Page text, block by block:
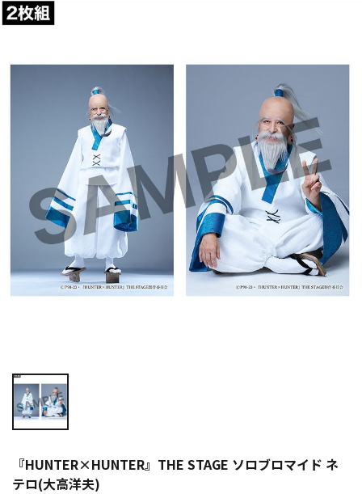
『HUNTER×HUNTER』THE STAGE ソロブロマイド ネ
テロ(大高洋夫)